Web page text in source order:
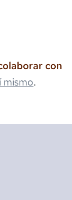
con
mismo.